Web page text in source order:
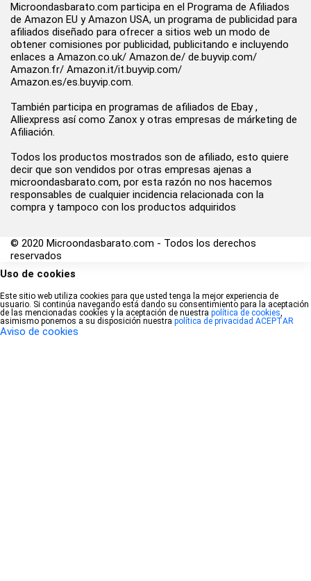
Microondasbarato.com participa en el Programa de Afiliados
de Amazon EU y Amazon USA, un programa de publicidad para
afiliados diseñado para ofrecer a sitios web un modo de
obtener comisiones por publicidad, publicitando e incluyendo
enlaces a Amazon.co.uk/ Amazon.de/ de.buyvip.com/
Amazon.fr/ Amazon.it/it.buyvip.com/
Amazon.es/es.buyvip.com.
También participa en programas de afiliados de Ebay ,
Alliexpress así como Zanox y otras empresas de márketing de
Afiliación.
Todos los productos mostrados son de afiliado, esto quiere
decir que son vendidos por otras empresas ajenas a
microondasbarato.com, por esta razón no nos hacemos
responsables de cualquier incidencia relacionada con la
compra y tampoco con los productos adquiridos
© 2020 Microondasbarato.com - Todos los derechos
reservados
Uso de cookies
Este sitio web utiliza cookies para que usted tenga la mejor experiencia de
usuario. Si continúa navegando está dando su consentimiento para la aceptación
de las mencionadas cookies y la aceptación de nuestra política de cookies,
asimismo ponemos a su disposición nuestra política de privacidad ACEPTAR
Aviso de cookies